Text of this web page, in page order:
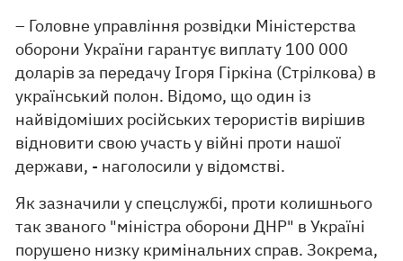
– Головне управління розвідки Міністерства
оборони України гарантує виплату 100 000
доларів за передачу Ігоря Гіркіна (Стрілкова) в
український полон. Відомо, що один із
найвідоміших російських терористів вирішив
відновити свою участь у війні проти нашої
держави, - наголосили у відомстві.
Як зазначили у спецслужбі, проти колишнього
так званого "міністра оборони ДНР" в Україні
порушено низку кримінальних справ. Зокрема,